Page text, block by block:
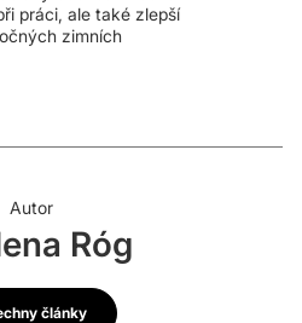
práci, ale také zlepší
zimních
Autor
Róg
články